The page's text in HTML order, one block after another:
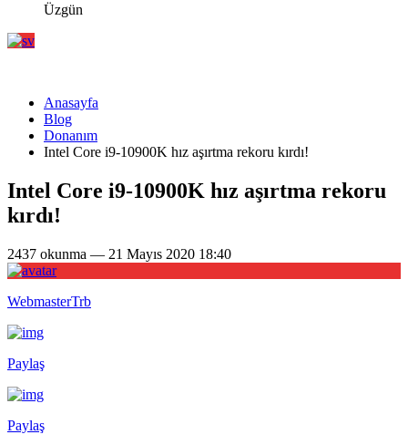
Üzgün
Anasayfa
Blog
Donanım
Intel Core i9-10900K hız aşırtma rekoru kırdı!
Intel Core i9-10900K hız aşırtma rekoru
kırdı!
2437 okunma — 21 Mayıs 2020 18:40
WebmasterTrb
Paylaş
Paylaş